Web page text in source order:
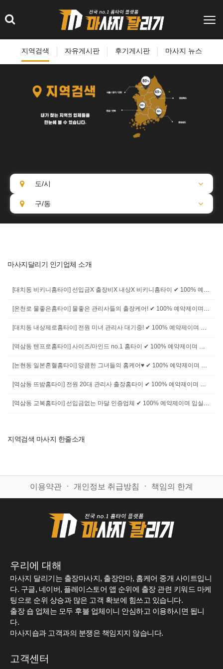
지역검색 자유게시판 후기게시판 마사지 뉴스
마사지달리기 인기업체 소개
[대치동 비키니홈타이] 선입금X 출장비X 내상X 비키니홈타이 ✔ 100% 예약제이며 입실 후 결제 입니다. ✔ 회원가 이용은 예약 및 현금 / 이체 결제시 적용. (카드결제시 부가세 별도) ✔ 원룸 / 자택 / 오피스텔 / 모텔 / 호텔 등, 편하신곳에서 언제든 이용가능합니다. ✔ 비매너 / 과음 / 복장 및 수위 등 퇴폐문의 / 무단&상습캔슬 등은 이용이 불가. ✔"마시지달리기 보고 전화드렸습니다" 라고 말씀하시면 회원가로 적용. ✔ 예약 상담이나 문의사항이 있으시면 전화주세요. 친절하게 설명 해드리겠습니다.
[온천로 물좋은홈타이] 물좋은 관리사들의 출장케어! ✔ 100% 예약제이며 입실 후 결제 입니다. ✔ 회원가 이용은 예약 및 현금 / 이체 결제시 적용. (카드결제시 부가세 별도) ✔ 원룸 / 자택 / 오피스텔 / 모텔 / 호텔 등, 편하신곳에서 언제든 이용가능합니다. ✔ 비매너 / 과음 / 복장 및 수위 등 퇴폐문의 / 무단&상습캔슬 등은 이용이 불가. ✔"마시지달리기 보고 전화드렸습니다" 라고 말씀하시면 회원가로 적용. ✔ 예약 상담이나 문의사항이 있으시면 전화주세요. 친절하게 설명 해드리겠습니다.
[대치동 내상제로홈타이] 전원 미녀 관리사 대기중! ✔ 100% 예약제이며 입실 후 결제 입니다. ✔ 회원가 이용은 예약 및 현금 / 이체 결제시 적용. (카드결제시 부가세 별도) ✔ 원룸 / 자택 / 오피스텔 / 모텔 / 호텔 등, 편하신곳에서 언제든 이용가능합니다. ✔ 비매너 / 과음 / 복장 및 수위 등 퇴폐문의 / 무단&상습캔슬 등은 이용이 불가. ✔"마시지달리기 보고 전화드렸습니다" 라고 말씀하시면 회원가로 적용. ✔ 예약 상담이나 문의사항이 있으시면 전화주세요. 친절하게 설명 해드리겠습니다.
[역삼동 텐프로홈타이] 사이즈/마인드 no.1 홈타이 ✔ 100% 예약제이며 입실 후 결제 입니다. ✔ 회원가 이용은 예약 및 현금 / 이체 결제시 적용. (카드결제시 부가세 별도) ✔ 원룸 / 자택 / 오피스텔 / 모텔 / 호텔 등, 편하신곳에서 언제든 이용가능합니다. ✔ 비매너 / 과음 / 복장 및 수위 등 퇴폐문의 / 무단&상습캔슬 등은 이용이 불가. ✔"마시지달리기 보고 전화드렸습니다" 라고 말씀하시면 회원가로 적용. ✔ 예약 상담이나 문의사항이 있으시면 전화주세요. 친절하게 설명 해드리겠습니다.
[논현동 일본혼혈홈타이] 앙큼한 그녀들의 홈케어♥ ✔ 100% 예약제이며 입실 후 결제 입니다. ✔ 회원가 이용은 예약 및 현금 / 이체 결제시 적용. (카드결제시 부가세 별도) ✔ 원룸 / 자택 / 오피스텔 / 모텔 / 호텔 등, 편하신곳에서 언제든 이용가능합니다. ✔ 비매너 / 과음 / 복장 및 수위 등 퇴폐문의 / 무단&상습캔슬 등은 이용이 불가. ✔"마시지달리기 보고 전화드렸습니다" 라고 말씀하시면 회원가로 적용. ✔ 예약 상담이나 문의사항이 있으시면 전화주세요. 친절하게 설명 해드리겠습니다.
[역삼동 뜨밤홈타이] 전원 20대 관리사 출장홈타이 ✔ 100% 예약제이며 입실 후 결제 입니다. ✔ 회원가 이용은 예약 및 현금 / 이체 결제시 적용. (카드결제시 부가세 별도) ✔ 원룸 / 자택 / 오피스텔 / 모텔 / 호텔 등, 편하신곳에서 언제든 이용가능합니다. ✔ 비매너 / 과음 / 복장 및 수위 등 퇴폐문의 / 무단&상습캔슬 등은 이용이 불가. ✔"마시지달리기 보고 전화드렸습니다" 라고 말씀하시면 회원가로 적용. ✔ 예약 상담이나 문의사항이 있으시면 전화주세요. 친절하게 설명 해드리겠습니다.
[역삼동 교복홈타이] 선입금없는 마달 인증업체 ✔ 100% 예약제이며 입실 후 결제 입니다. ✔ 회원가 이용은 예약 및 현금 / 이체 결제시 적용. (카드결제시 부가세 별도) ✔ 원룸 / 자택 / 오피스텔 / 모텔 / 호텔 등, 편하신곳에서 언제든 이용가능합니다. ✔ 비매너 / 과음 / 복장 및 수위 등 퇴폐문의 / 무단&상습캔슬 등은 이용이 불가. ✔"마시지달리기 보고 전화드렸습니다" 라고 말씀하시면 회원가로 적용. ✔ 예약 상담이나 문의사항이 있으시면 전화주세요. 친절하게 설명 해드리겠습니다.
지역검색 마사지 한줄소개
이용약관 ㆍ 개인정보 취급방침 ㆍ 책임의 한계
고객센터
우리에 대해
마사지 달리기는 출장마사지, 출장안마, 홈케어 중개 사이트입니
다. 구글, 네이버, 플레이스토어 앱 순위에 출장 관련 키워드 마케
팅으로 순위 상승과 많은 고객 확보에 힘쓰고 있습니다.
출장 숍 업체는 모두 후불 업체이니 안심하고 이용하시면 됩니
다.
마사지숍과 고객과의 분쟁은 책임지지 않습니다.